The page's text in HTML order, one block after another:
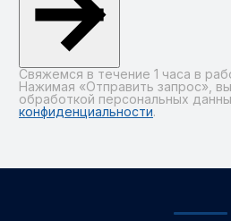
Свяжемся в течение 1 часа в
Нажимая «Отправить запрос»,
обработкой персональных
конфиденциальности.